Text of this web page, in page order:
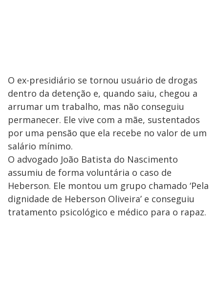
O ex-presidiário se tornou usuário de drogas
dentro da detenção e, quando saiu, chegou a
arrumar um trabalho, mas não conseguiu
permanecer. Ele vive com a mãe, sustentados
por uma pensão que ela recebe no valor de um
salário mínimo.
O advogado João Batista do Nascimento
assumiu de forma voluntária o caso de
Heberson. Ele montou um grupo chamado ‘Pela
dignidade de Heberson Oliveira’ e conseguiu
tratamento psicológico e médico para o rapaz.